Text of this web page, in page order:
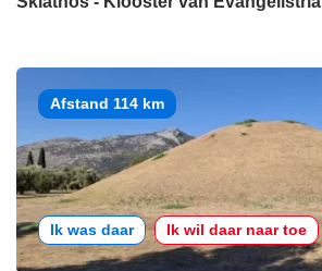
Afstand 114 km
Ik was daar Ik wil daar naar toe